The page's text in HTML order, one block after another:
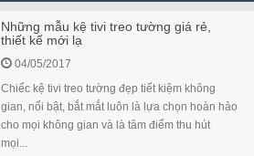
Những mẫu kệ tivi treo tường giá rẻ,
thiết kế mới lạ
04/05/2017
Chiếc kệ tivi treo tường đẹp tiết kiệm không
gian, nổi bật, bắt mắt luôn là lựa chọn hoàn hảo
cho mọi không gian và là tâm điểm thu hút
mọi...